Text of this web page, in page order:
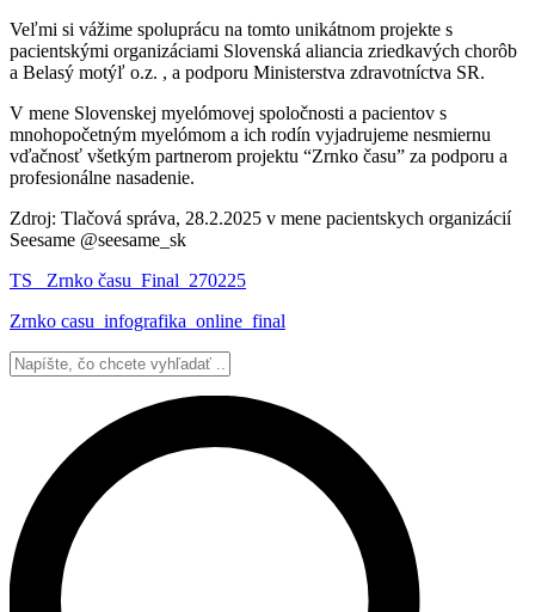
Veľmi si vážime spoluprácu na tomto unikátnom projekte s
pacientskými organizáciami Slovenská aliancia zriedkavých chorôb
a Belasý motýľ o.z. , a podporu Ministerstva zdravotníctva SR.
V mene Slovenskej myelómovej spoločnosti a pacientov s
mnohopočetným myelómom a ich rodín vyjadrujeme nesmiernu
vďačnosť všetkým partnerom projektu “Zrnko času” za podporu a
profesionálne nasadenie.
Zdroj: Tlačová správa, 28.2.2025 v mene pacientskych organizácií
Seesame @seesame_sk
TS_ Zrnko času_Final_270225
Zrnko casu_infografika_online_final